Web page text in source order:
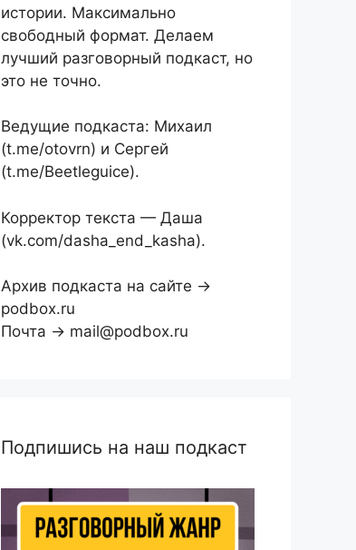
истории. Максимально
свободный формат. Делаем
лучший разговорный подкаст, но
это не точно.
Ведущие подкаста: Михаил
(t.me/otovrn) и Сергей
(t.me/Beetleguice).
Корректор текста — Даша
(vk.com/dasha_end_kasha).
Архив подкаста на сайте →
podbox.ru
Почта → mail@podbox.ru
Подпишись на наш подкаст